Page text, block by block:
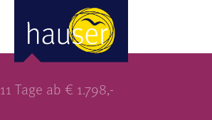
EMIRATE + DUBAI
11 Tage ab € 1.798,-